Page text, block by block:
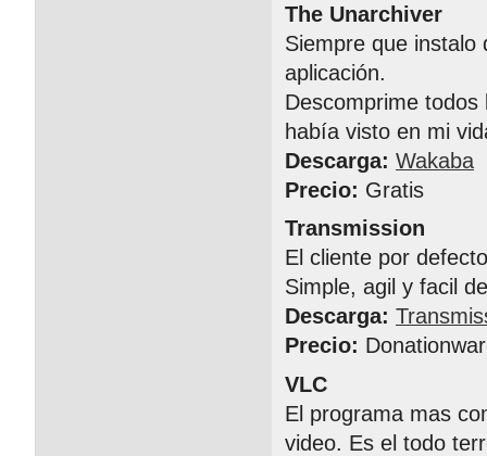
The Unarchiver
Siempre que instalo
aplicación.
Descomprime
había visto en mi
Descarga: Wakaba
Precio: Gratis
Transmission
El cliente por
Simple, agil y facil
Descarga:
Precio:
VLC
El programa mas
video. Es el todo